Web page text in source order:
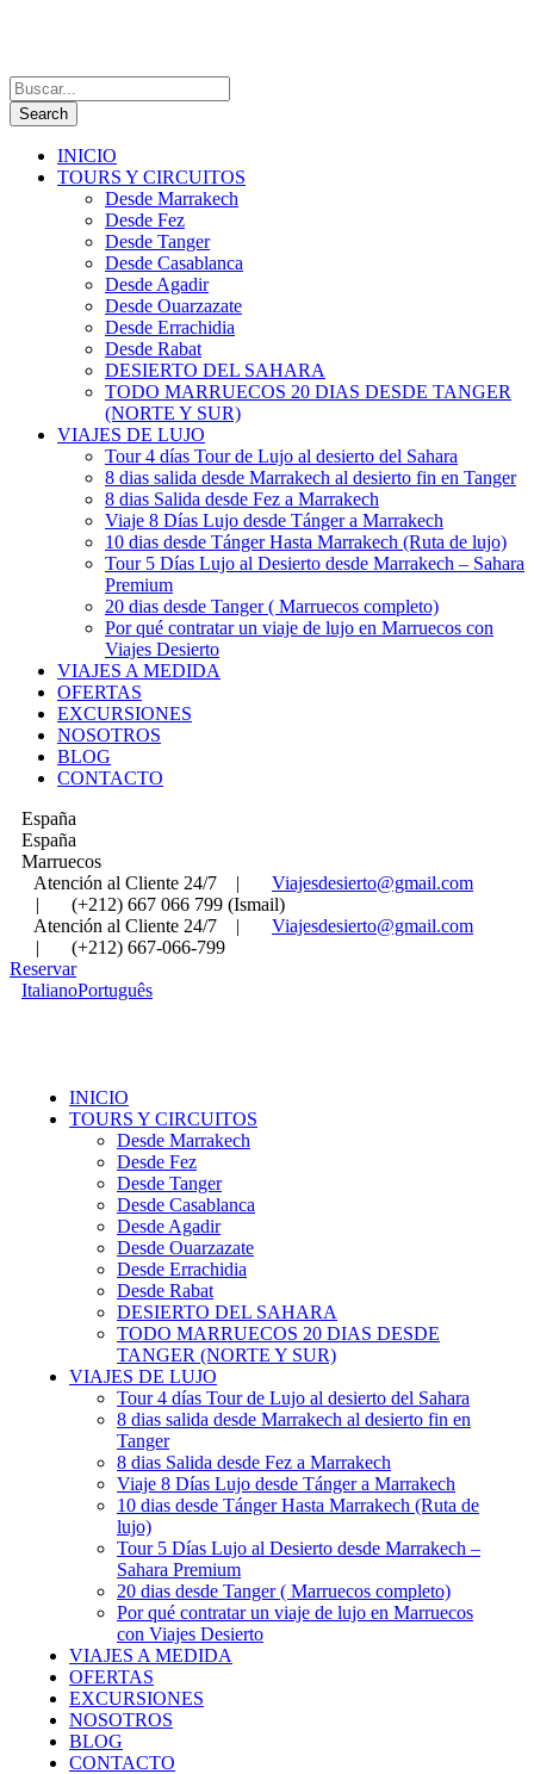
INICIO
TOURS Y CIRCUITOS
Desde Marrakech
Desde Fez
Desde Tanger
Desde Casablanca
Desde Agadir
Desde Ouarzazate
Desde Errachidia
Desde Rabat
DESIERTO DEL SAHARA
TODO MARRUECOS 20 DIAS DESDE TANGER
(NORTE Y SUR)
VIAJES DE LUJO
Tour 4 días Tour de Lujo al desierto del Sahara
8 dias salida desde Marrakech al desierto fin en Tanger
8 dias Salida desde Fez a Marrakech
Viaje 8 Días Lujo desde Tánger a Marrakech
10 dias desde Tánger Hasta Marrakech (Ruta de lujo)
Tour 5 Días Lujo al Desierto desde Marrakech – Sahara
Premium
20 dias desde Tanger ( Marruecos completo)
Por qué contratar un viaje de lujo en Marruecos con
Viajes Desierto
VIAJES A MEDIDA
OFERTAS
EXCURSIONES
NOSOTROS
BLOG
CONTACTO
España
España
Marruecos
Atención al Cliente 24/7
|
Viajesdesierto@gmail.com
|
(+212) 667 066 799 (Ismail)
Atención al Cliente 24/7
|
Viajesdesierto@gmail.com
|
(+212) 667-066-799
Reservar
ItalianoPortuguês
INICIO
TOURS Y CIRCUITOS
Desde Marrakech
Desde Fez
Desde Tanger
Desde Casablanca
Desde Agadir
Desde Ouarzazate
Desde Errachidia
Desde Rabat
DESIERTO DEL SAHARA
TODO MARRUECOS 20 DIAS DESDE
TANGER (NORTE Y SUR)
VIAJES DE LUJO
Tour 4 días Tour de Lujo al desierto del Sahara
8 dias salida desde Marrakech al desierto fin en
Tanger
8 dias Salida desde Fez a Marrakech
Viaje 8 Días Lujo desde Tánger a Marrakech
10 dias desde Tánger Hasta Marrakech (Ruta de
lujo)
Tour 5 Días Lujo al Desierto desde Marrakech –
Sahara Premium
20 dias desde Tanger ( Marruecos completo)
Por qué contratar un viaje de lujo en Marruecos
con Viajes Desierto
VIAJES A MEDIDA
OFERTAS
EXCURSIONES
NOSOTROS
BLOG
CONTACTO